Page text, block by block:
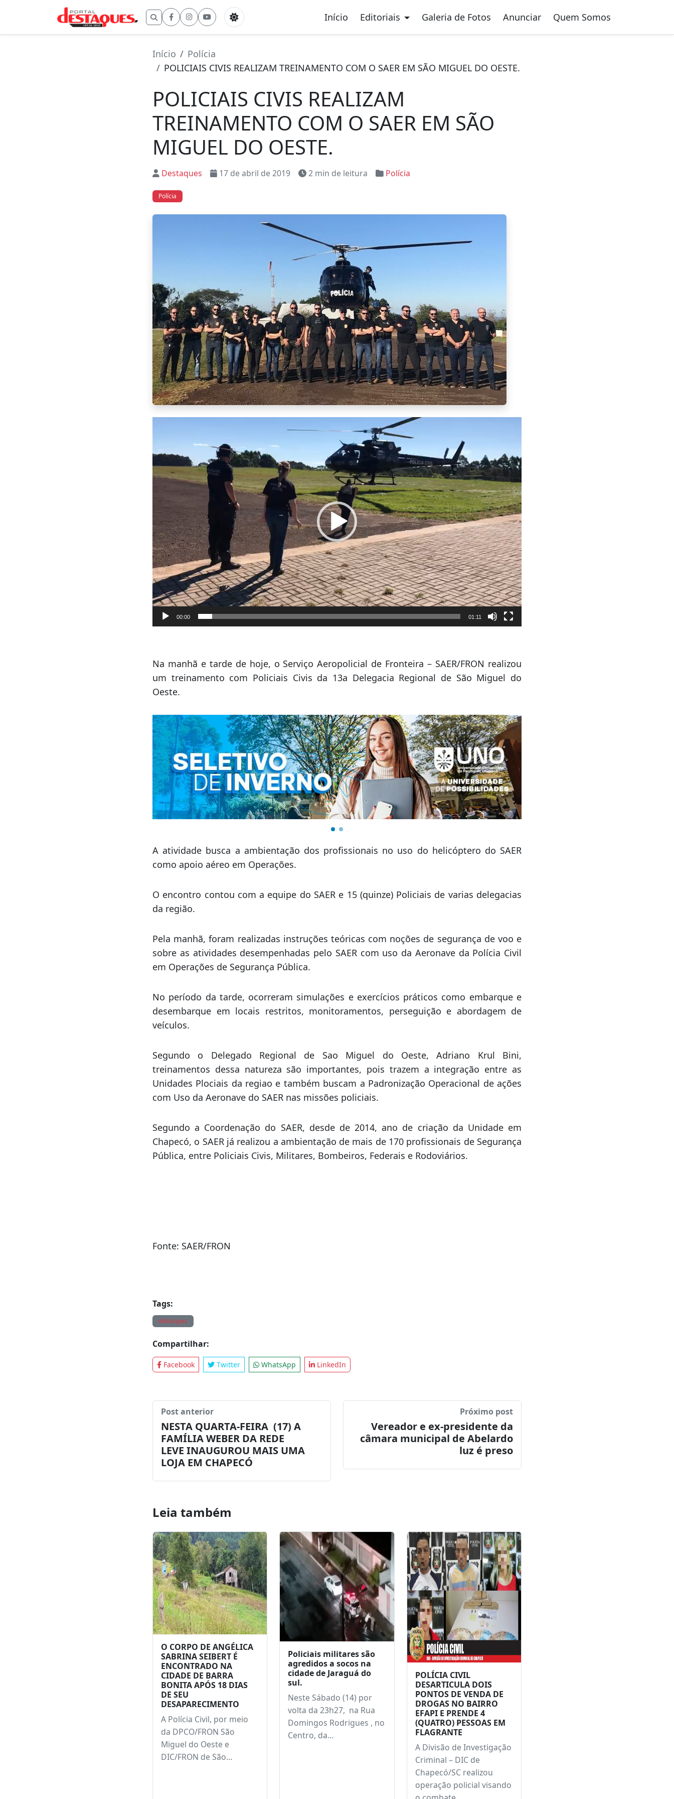
Buscar por: Início Editoriais Galeria de Fotos Anunciar Quem Somos
Início
Polícia
POLICIAIS CIVIS REALIZAM TREINAMENTO COM O SAER EM SÃO MIGUEL DO OESTE.
POLICIAIS CIVIS REALIZAM
TREINAMENTO COM O SAER EM SÃO
MIGUEL DO OESTE.
Destaques 17 de abril de 2019 2 min de leitura Polícia
Polícia
vídeo
00:00 01:11
Na manhã e tarde de hoje, o Serviço Aeropolicial de Fronteira – SAER/FRON realizou
um treinamento com Policiais Civis da 13a Delegacia Regional de São Miguel do
Oeste.
como apoio aéreo em Operações.
O encontro contou com a equipe do SAER e 15 (quinze) Policiais de varias delegacias
Pela manhã, foram realizadas instruções teóricas com noções de segurança de voo e
sobre as atividades desempenhadas pelo SAER com uso da Aeronave da Polícia Civil
No período da tarde, ocorreram simulações e exercícios práticos como embarque e
desembarque em locais restritos, monitoramentos, perseguição e abordagem de
veículos.
Segundo o Delegado Regional de Sao Miguel do Oeste, Adriano Krul Bini,
treinamentos dessa natureza são importantes, pois trazem a integração entre as
Unidades Plociais da regiao e também buscam a Padronização Operacional de ações
Fonte: SAER/FRON
Tags:
Compartilhar:
Facebook Twitter WhatsApp
Post anterior
FAMÍLIA WEBER DA REDE
LEVE INAUGUROU MAIS UMA
LOJA EM CHAPECÓ
Leia também
O CORPO DE ANGÉLICA
SABRINA SEIBERT É
ENCONTRADO NA
CIDADE DE BARRA
BONITA APÓS 18 DIAS
Policiais militares são
agredidos a socos na
cidade de Jaraguá do
POLÍCIA CIVIL
DESARTICULA DOIS
PONTOS DE VENDA DE
DROGAS NO BAIRRO
EFAPI E PRENDE 4
(QUATRO) PESSOAS EM